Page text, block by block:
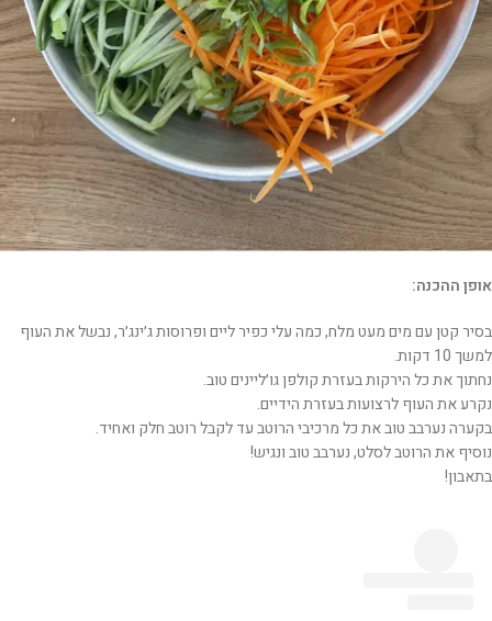
אופן ההכנה:
בסיר קטן עם מים מעט מלח, כמה עלי כפיר ליים ופרוסות ג׳ינג׳ר, נבשל את העוף
למשך 10 דקות.
נחתוך את כל הירקות בעזרת קולפן גו׳ליינים טוב.
נקרע את העוף לרצועות בעזרת הידיים.
בקערה נערבב טוב את כל מרכיבי הרוטב עד לקבל רוטב חלק ואחיד.
נוסיף את הרוטב לסלט, נערבב טוב ונגיש!
בתאבון!